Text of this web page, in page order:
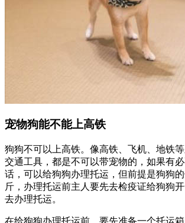
宠物狗能不能上高铁
狗狗不可以上高铁。像高铁、飞机、地铁
交通工具，都是不可以带宠物的，如果有
话，可以给狗狗办理托运，但前提是狗狗
斤，办理托运前主人要先去检疫证给狗狗
去办理托运。